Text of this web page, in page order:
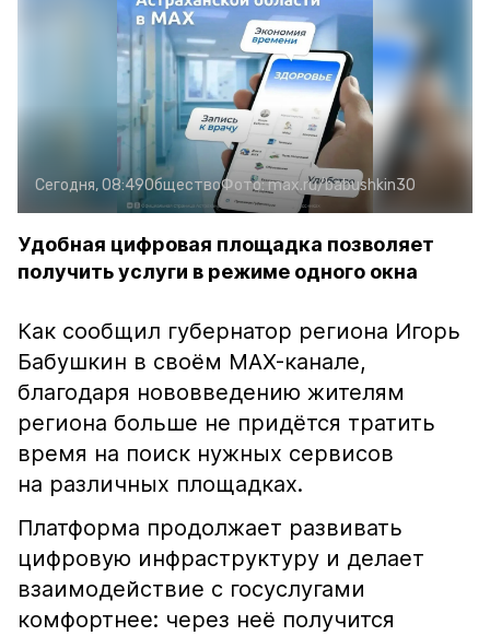
Сегодня, 08:49ОбществоФото:max.ru/babushkin30
Удобная цифровая площадка позволяет
получить услуги в режиме одного окна
Как сообщил губернатор региона Игорь
Бабушкин в своём MAX-канале,
благодаря нововведению жителям
региона больше не придётся тратить
время на поиск нужных сервисов
на различных площадках.
Платформа продолжает развивать
цифровую инфраструктуру и делает
взаимодействие с госуслугами
комфортнее: через неё получится